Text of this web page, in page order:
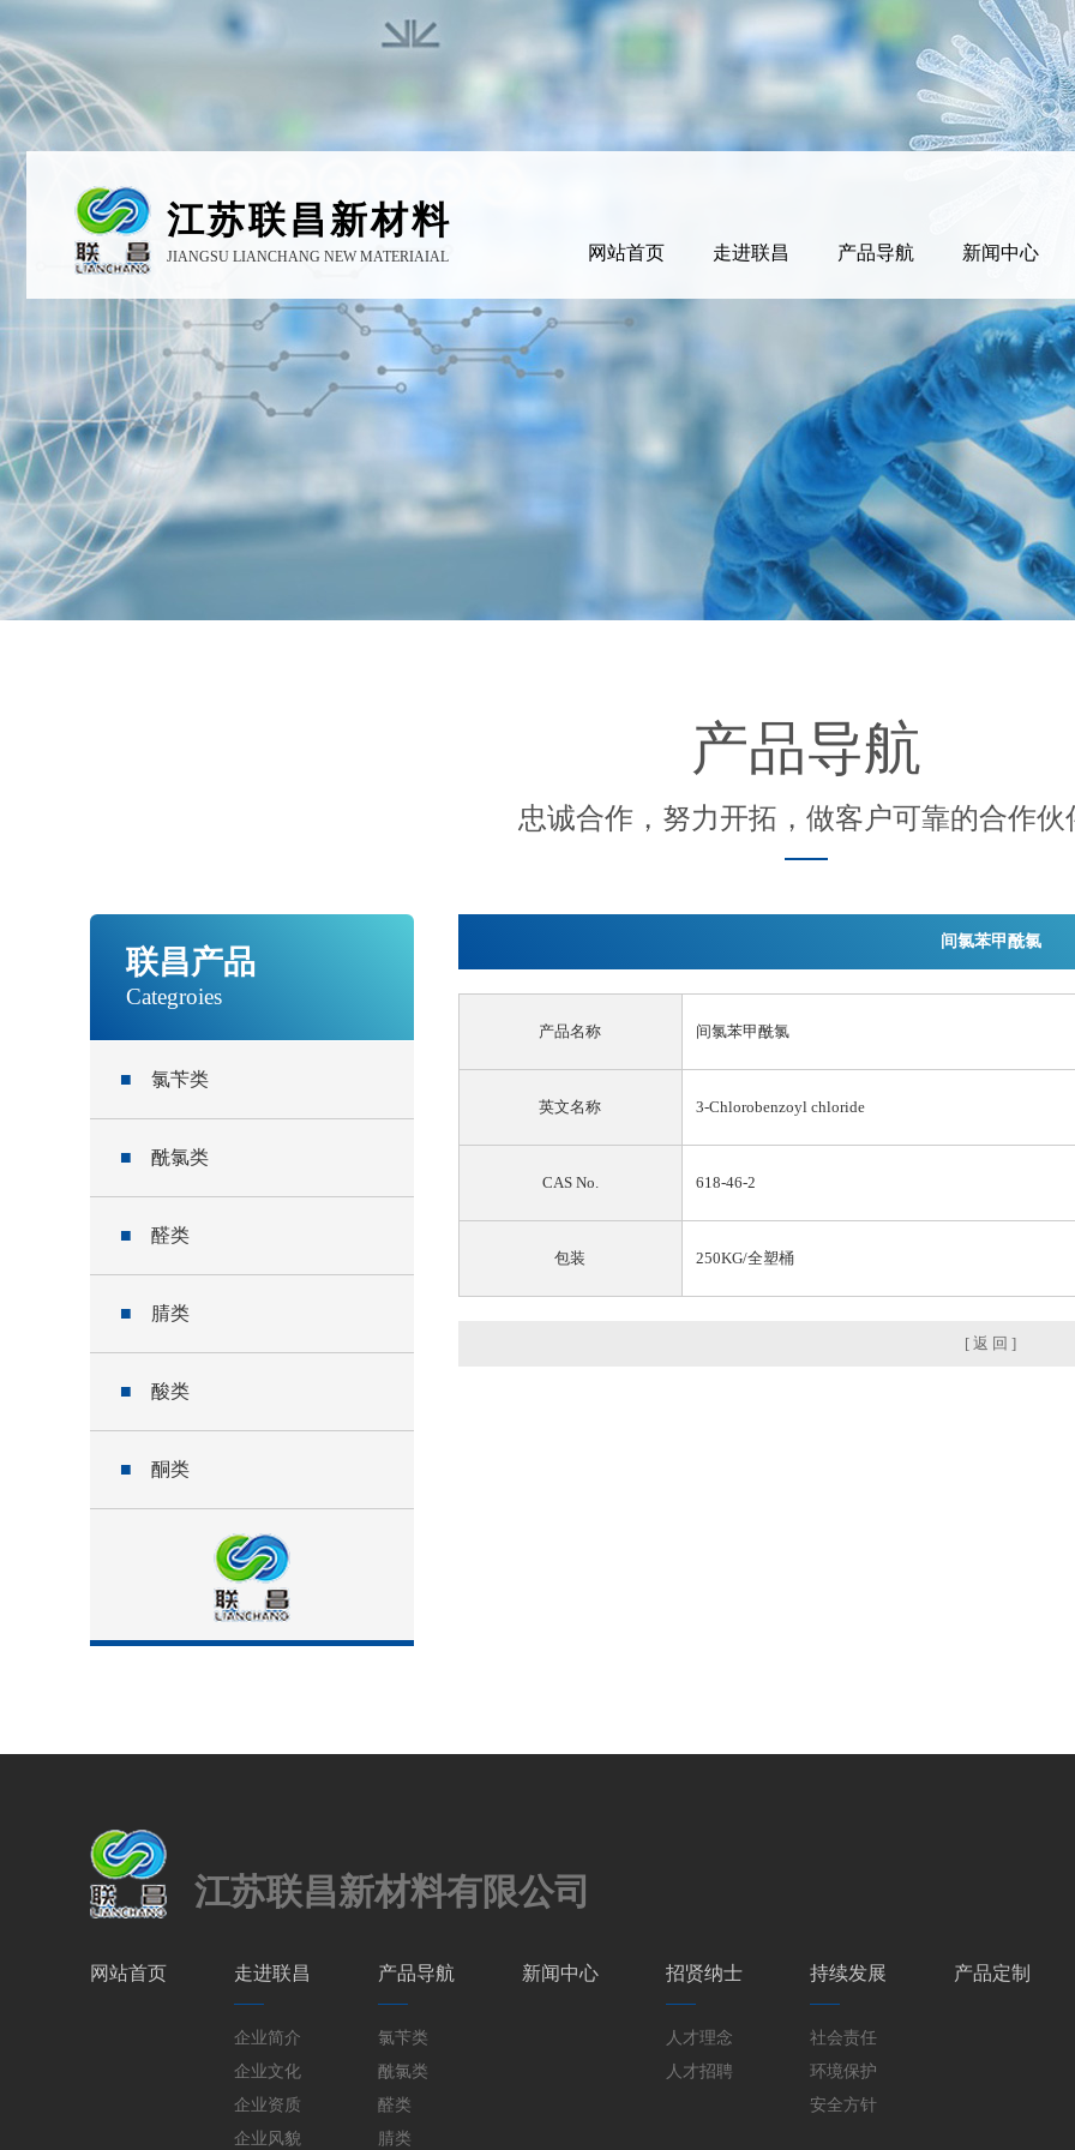
江苏联昌新材料
JIANGSU LIANCHANG NEW MATERIAIAL 网站首页 走进联昌 产品导航 新闻中心
产品导航
忠诚合作，努力开拓，做客户可靠的合作伙
联昌产品
Categroies
■ 氯苄类
■ 酰氯类
■ 醛类
■ 腈类
■ 酸类
■ 酮类
间氯苯甲酰氯
产品名称 间氯苯甲酰氯
英文名称 3-Chlorobenzoyl chloride
CAS No. 618-46-2
包装 250KG/全塑桶
[ 返 回 ]
江苏联昌新材料有限公司
网站首页 走进联昌
企业简介
企业文化
企业资质
企业风貌
产品导航
氯苄类
酰氯类
醛类
腈类
新闻中心 招贤纳士
人才理念
人才招聘
持续发展
社会责任
环境保护
安全方针
产品定制